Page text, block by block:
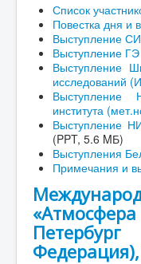
Список
Повестка дня и
Выступление
Выступление
Выступление
исследований
Выступление
института
Выступление
(PPT, 5.6 MБ)
Выступления
Примечания и